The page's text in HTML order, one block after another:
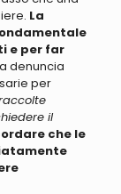
. La
e per far
denuncia
per
il
che le